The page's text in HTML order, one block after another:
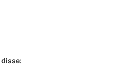
disse: